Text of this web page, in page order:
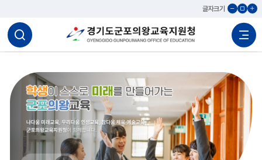
글자크기 글자축소원래대로글자확
검색
활성화